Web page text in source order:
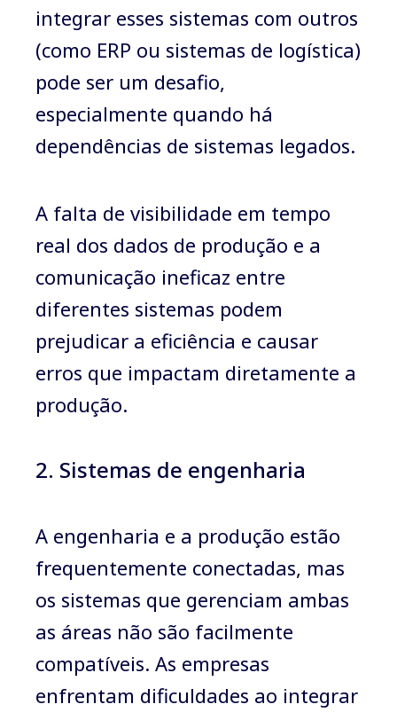
integrar esses sistemas com outros
(como ERP ou sistemas de logística)
pode ser um desafio,
especialmente quando há
dependências de sistemas legados.
A falta de visibilidade em tempo
real dos dados de produção e a
comunicação ineficaz entre
diferentes sistemas podem
prejudicar a eficiência e causar
erros que impactam diretamente a
produção.
2. Sistemas de engenharia
A engenharia e a produção estão
frequentemente conectadas, mas
os sistemas que gerenciam ambas
as áreas não são facilmente
compatíveis. As empresas
enfrentam dificuldades ao integrar